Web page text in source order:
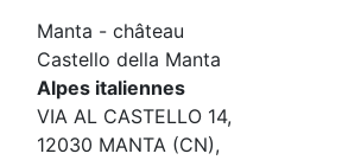
Manta - château
Castello della Manta
Alpes italiennes
VIA AL CASTELLO 14,
12030 MANTA (CN),